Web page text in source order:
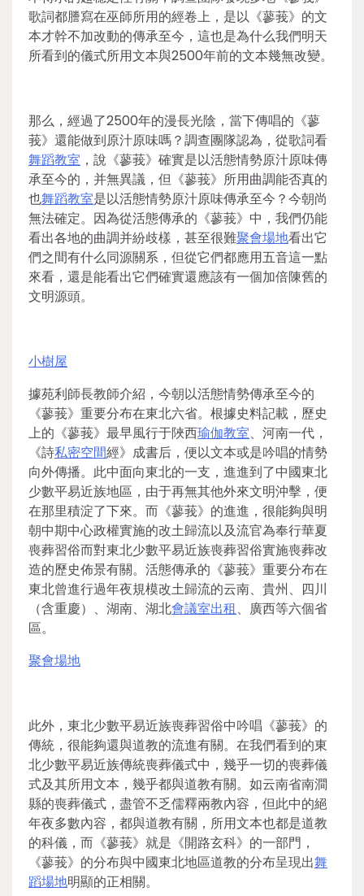
歌詞都謄寫在巫師所用的經卷上，是以《蓼莪》的文
本才幹不加改動的傳承至今，這也是為什么我們明天
所看到的儀式所用文本與2500年前的文本幾無改變。
那么，經過了2500年的漫長光陰，當下傳唱的《蓼
莪》還能做到原汁原味嗎？調查團隊認為，從歌詞看
舞蹈教室 ，說《蓼莪》確實是以活態情勢原汁原味傳
承至今的，并無異議，但《蓼莪》所用曲調能否真的
也舞蹈教室是以活態情勢原汁原味傳承至今？今朝尚
無法確定。因為從活態傳承的《蓼莪》中，我們仍能
看出各地的曲調并紛歧樣，甚至很難聚會場地看出它
們之間有什么同源關系，但從它們都應用五音這一點
來看，還是能看出它們確實還應該有一個加倍陳舊的
文明源頭。
小樹屋
據苑利師長教師介紹，今朝以活態情勢傳承至今的
《蓼莪》重要分布在東北六省。根據史料記載，歷史
上的《蓼莪》最早風行于陜西瑜伽教室、河南一代，
《詩私密空間經》成書后，便以文本或是吟唱的情勢
向外傳播。此中面向東北的一支，進進到了中國東北
少數平易近族地區，由于再無其他外來文明沖擊，便
在那里積淀了下來。而《蓼莪》的進進，很能夠與明
朝中期中心政權實施的改土歸流以及流官為奉行華夏
喪葬習俗而對東北少數平易近族喪葬習俗實施喪葬改
造的歷史佈景有關。活態傳承的《蓼莪》重要分布在
東北曾進行過年夜規模改土歸流的云南、貴州、四川
（含重慶）、湖南、湖北會議室出租、廣西等六個省
區。
聚會場地
此外，東北少數平易近族喪葬習俗中吟唱《蓼莪》的
傳統，很能夠還與道教的流進有關。在我們看到的東
北少數平易近族傳統喪葬儀式中，幾乎一切的喪葬儀
式及其所用文本，幾乎都與道教有關。如云南省南澗
縣的喪葬儀式，盡管不乏儒釋兩教內容，但此中的絕
年夜多數內容，都與道教有關，所用文本也都是道教
的科儀，而《蓼莪》就是《開路玄科》的一部門，
《蓼莪》的分布與中國東北地區道教的分布呈現出舞
蹈場地明顯的正相關。